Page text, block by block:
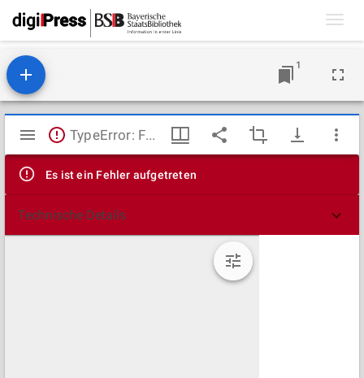
1
Mirador
Viewer
TypeError: Failed to fetch
Es ist ein Fehler aufgetreten
Technische Details